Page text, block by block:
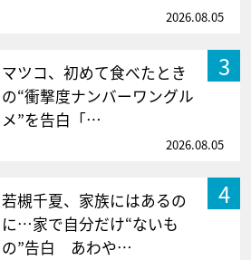
2026.08.05
3
マツコ、初めて食べたとき
の“衝撃度ナンバーワングル
メ”を告白「…
2026.08.05
4
若槻千夏、家族にはあるの
に…家で自分だけ“ないも
の”告白 あわや…